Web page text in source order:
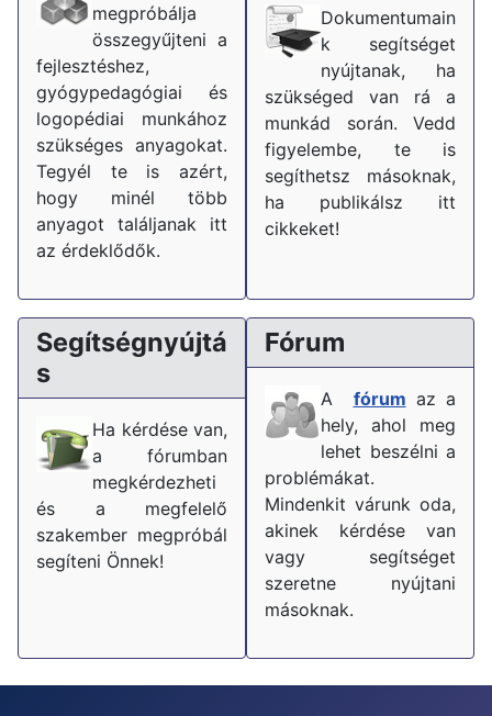
megpróbálja
összegyűjteni a
fejlesztéshez,
gyógypedagógiai és
logopédiai munkához
szükséges anyagokat.
Tegyél te is azért,
hogy minél több
anyagot találjanak itt
az érdeklődők.
Dokumentumain
k segítséget
nyújtanak, ha
szükséged van rá a
munkád során. Vedd
figyelembe, te is
segíthetsz másoknak,
ha publikálsz itt
cikkeket!
Segítségnyújtá
s
Ha kérdése van,
a fórumban
megkérdezheti
és a megfelelő
szakember megpróbál
segíteni Önnek!
Fórum
A fórum az a
hely, ahol meg
lehet beszélni a
problémákat.
Mindenkit várunk oda,
akinek kérdése van
vagy segítséget
szeretne nyújtani
másoknak.